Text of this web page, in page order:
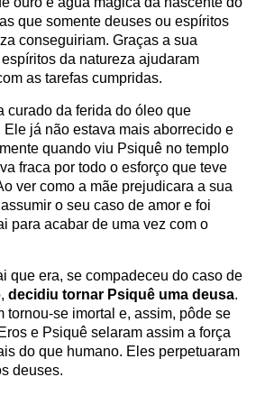
que somente deuses ou espíritos
conseguiriam. Graças a sua
da natureza ajudaram
as tarefas cumpridas.
curado da ferida do óleo que
já não estava mais aborrecido e
quando viu Psiquê no templo
fraca por todo o esforço que teve
ver como a mãe prejudicara a sua
o seu caso de amor e foi
para acabar de uma vez com o
que era, se compadeceu do caso de
decidiu tornar Psiquê uma deusa.
tornou-se imortal e, assim, pôde se
e Psiquê selaram assim a força
do que humano. Eles perpetuaram
deuses.